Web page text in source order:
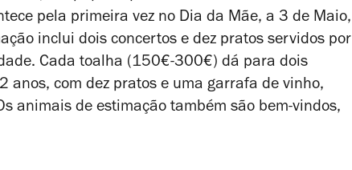
pela primeira vez no Dia da Mãe, a 3 de Maio,
inclui dois concertos e dez pratos servidos por
Cada toalha (150€-300€) dá para dois
anos, com dez pratos e uma garrafa de vinho,
animais de estimação também são bem-vindos,